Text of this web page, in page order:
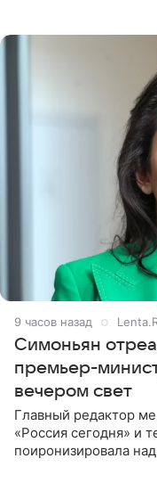
9 часов назад
Симоньян
премьер-
вечером свет
Главный редактор
«Россия сегодня» и
поиронизировала